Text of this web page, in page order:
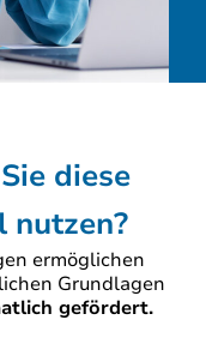
diese
nutzen?
ermöglichen
Grundlagen
gefördert.